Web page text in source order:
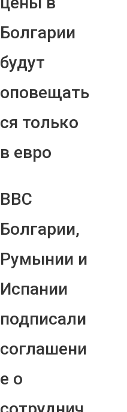
Болгарии
будут
оповещать
ся только
в евро
ВВС
Болгарии,
Румынии и
Испании
подписали
соглашени
е о